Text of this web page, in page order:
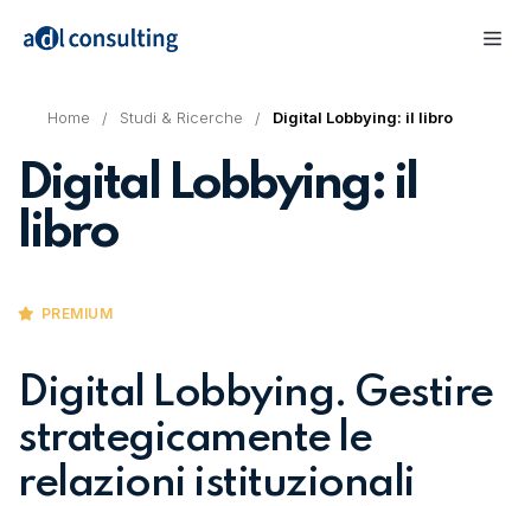
Home Studi & Ricerche Digital Lobbying: il libro
Digital Lobbying: il
libro
PREMIUM
Digital Lobbying. Gestire
strategicamente le
relazioni istituzionali